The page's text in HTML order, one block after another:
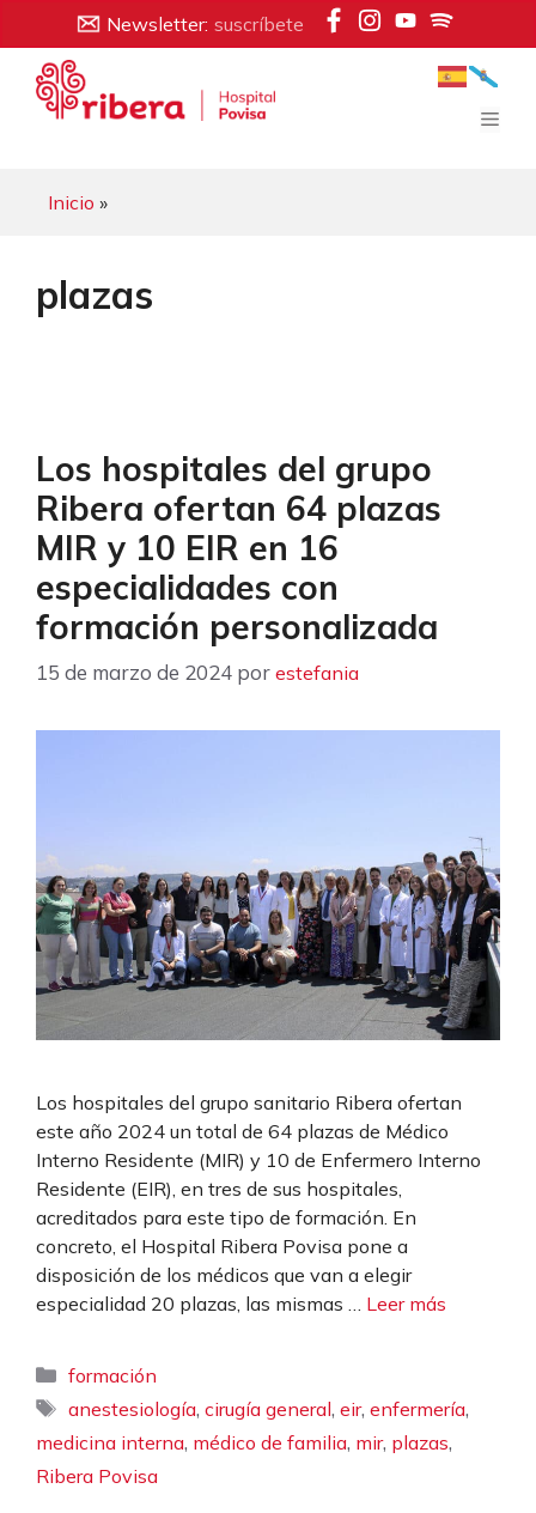
al
contenido
Inicio »
plazas
Los hospitales del grupo
Ribera ofertan 64 plazas
MIR y 10 EIR en 16
especialidades con
formación personalizada
15 de marzo de 2024 por estefania
Los hospitales del grupo sanitario Ribera ofertan
este año 2024 un total de 64 plazas de Médico
Interno Residente (MIR) y 10 de Enfermero Interno
Residente (EIR), en tres de sus hospitales,
acreditados para este tipo de formación. En
concreto, el Hospital Ribera Povisa pone a
disposición de los médicos que van a elegir
especialidad 20 plazas, las mismas … Leer más
Categorías
formación
Etiquetas
anestesiología,cirugía general,eir,enfermería,
medicina interna, médico de familia, mir, plazas,
Ribera Povisa
Newsletter: suscríbete